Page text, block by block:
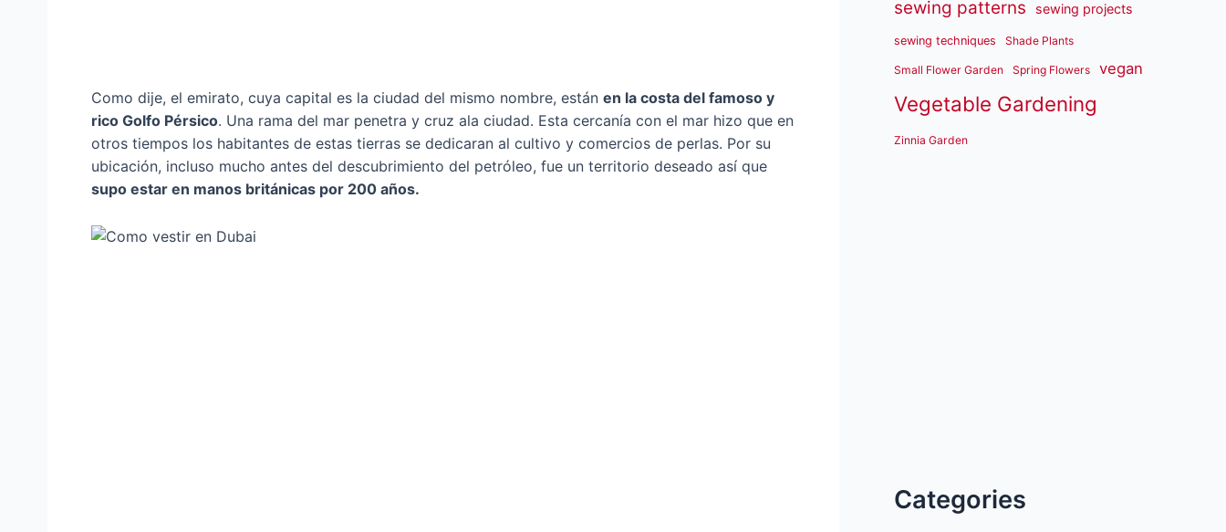
Como dije, el emirato, cuya capital es la ciudad del mismo nombre, están en la costa del famoso y
rico Golfo Pérsico. Una rama del mar penetra y cruz ala ciudad. Esta cercanía con el mar hizo que en
otros tiempos los habitantes de estas tierras se dedicaran al cultivo y comercios de perlas. Por su
ubicación, incluso mucho antes del descubrimiento del petróleo, fue un territorio deseado así que
supo estar en manos británicas por 200 años.
sewing patterns sewing projects
sewing techniques Shade Plants
Small Flower Garden Spring Flowers vegan
Vegetable Gardening
Zinnia Garden
Categories